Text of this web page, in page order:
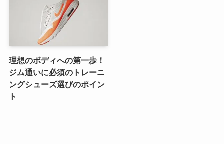
理想のボディへの第一歩！
ジム通いに必須のトレーニ
ングシューズ選びのポイン
ト